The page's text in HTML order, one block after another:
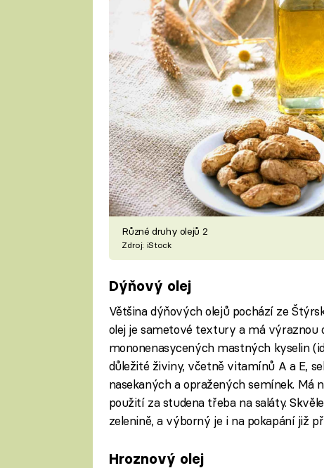
Různé druhy olejů 2
Zdroj: iStock
Dýňový olej
Většina dýňových olejů pochází ze
olej je sametové textury a má výraznou
mononenasycených mastných kyselin
důležité živiny, včetně vitamínů A a E,
nasekaných a opražených semínek. Má
použití za studena třeba na saláty.
zelenině, a výborný je i na pokapání již
Hroznový olej